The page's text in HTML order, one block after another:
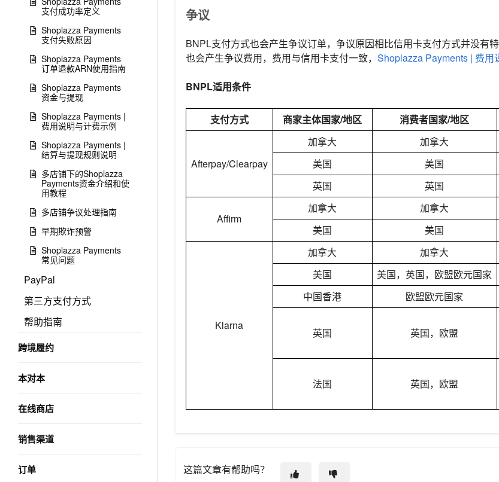
支付成功率定义
Shoplazza Payments
支付失败原因
Shoplazza Payments
订单退款ARN使用指南
Shoplazza Payments
资金与提现
Shoplazza Payments |
费用说明与计费示例
Shoplazza Payments |
结算与提现规则说明
多店铺下的Shoplazza
Payments资金介绍和使
用教程
多店铺争议处理指南
早期欺诈预警
Shoplazza Payments
常见问题
PayPal
第三方支付方式
帮助指南
跨境履约
本对本
在线商店
销售渠道
订单
争议
BNPL支付方式也会产生争议订单，争议原因相比信用卡支付方式并没有
也会产生争议费用，费用与信用卡支付一致， Shoplazza Payments | 费用
BNPL适用条件
支付方式 商家主体国家/地区 消费者国家/地区
Afterpay/Clearpay
加拿大 加拿大
美国
美国
英国
英国
Affirm
加拿大 加拿大
美国
美国
Klarna
加拿大 加拿大
美国
美国，英国，欧盟欧元国家
中国香港
欧盟欧元国家
英国 英国，欧盟
法国 英国，欧盟
这篇文章有帮助吗？